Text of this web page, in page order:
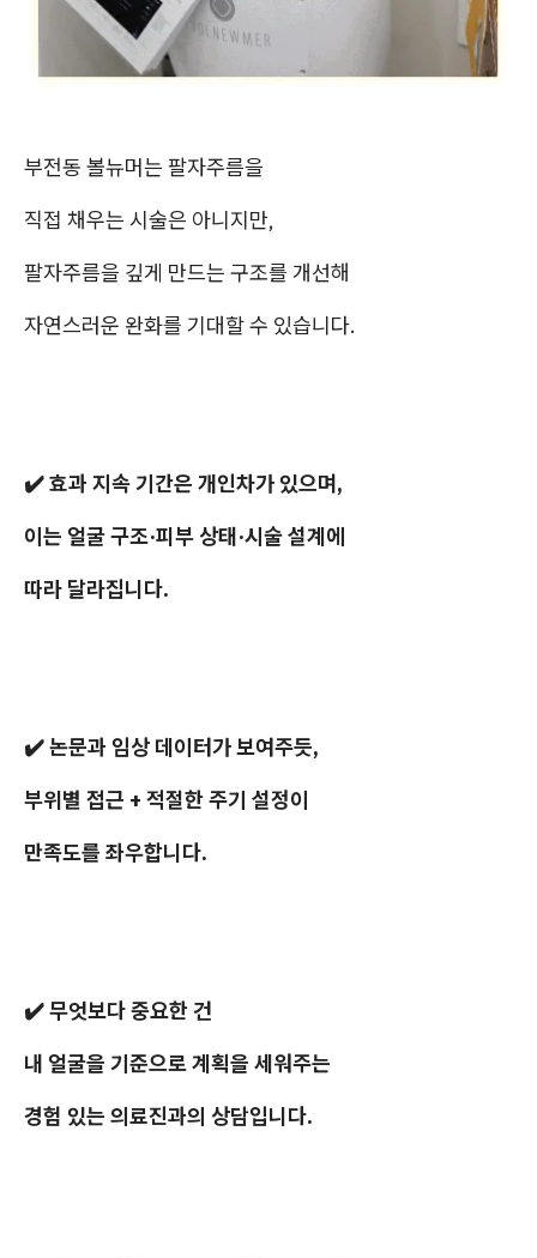
부전동 볼뉴머는 팔자주름을
직접 채우는 시술은 아니지만,
팔자주름을 깊게 만드는 구조를 개선해
자연스러운 완화를 기대할 수 있습니다.
✔️ 효과 지속 기간은 개인차가 있으며,
이는 얼굴 구조·피부 상태·시술 설계에
따라 달라집니다.
✔️ 논문과 임상 데이터가 보여주듯,
부위별 접근 + 적절한 주기 설정이
만족도를 좌우합니다.
✔️ 무엇보다 중요한 건
내 얼굴을 기준으로 계획을 세워주는
경험 있는 의료진과의 상담입니다.